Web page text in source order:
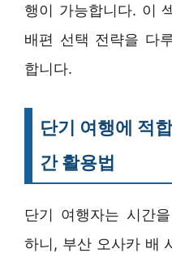
행이 가능합니다. 이
배편 선택 전략을 다
합니다.
단기 여행에 적
간 활용법
단기 여행자는 시간
하니, 부산 오사카 배